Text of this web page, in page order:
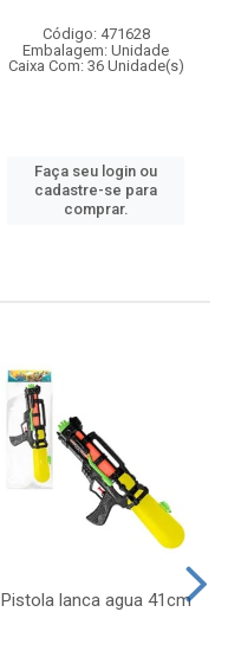
Código: 471628
Embalagem: Unidade
Caixa Com: 36 Unidade(s)
Faça seu login ou
cadastre-se para
comprar.
Pistola lanca agua 41cm